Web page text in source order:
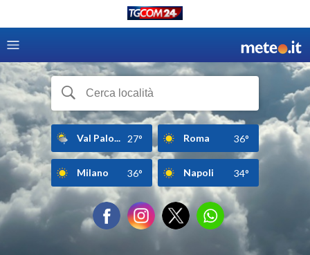
Val Palo... 27° Roma 36°
Milano 36° Napoli 34°